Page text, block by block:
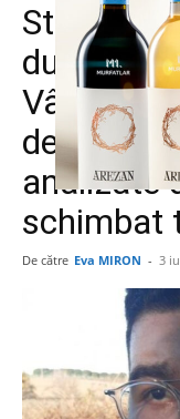
Studentul
dubla
Vânt, cu
de
analizate
schimbat
De către Eva MIRON - 3